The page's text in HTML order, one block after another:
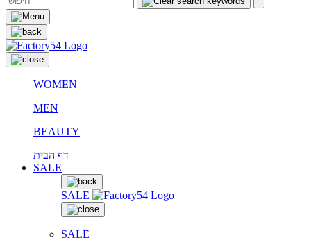
WOMEN
MEN
BEAUTY
דף הבית
SALE
SALE
SALE